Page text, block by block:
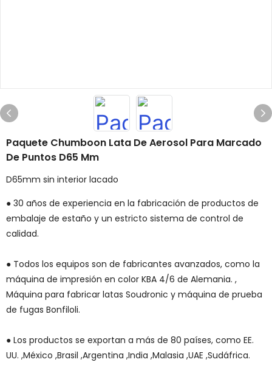
Paquete Chumboon Lata De Aerosol Para Marcado
De Puntos D65 Mm
D65mm sin interior lacado
● 30 años de experiencia en la fabricación de productos de
embalaje de estaño y un estricto sistema de control de
calidad.
● Todos los equipos son de fabricantes avanzados, como la
máquina de impresión en color KBA 4/6 de Alemania. ,
Máquina para fabricar latas Soudronic y máquina de prueba
de fugas Bonfiloli.
● Los productos se exportan a más de 80 países, como EE.
UU. ,México ,Brasil ,Argentina ,India ,Malasia ,UAE ,Sudáfrica.